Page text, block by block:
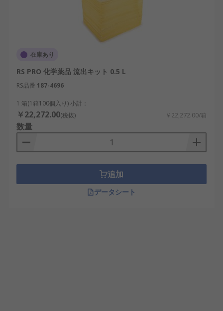
在庫あり
RS PRO 化学薬品 流出キット 0.5 L
RS品番 187-4696
1 箱(1箱100個入り) 小計：
￥22,272.00(税抜) ￥22,272.00/箱
数量
追加
データシート